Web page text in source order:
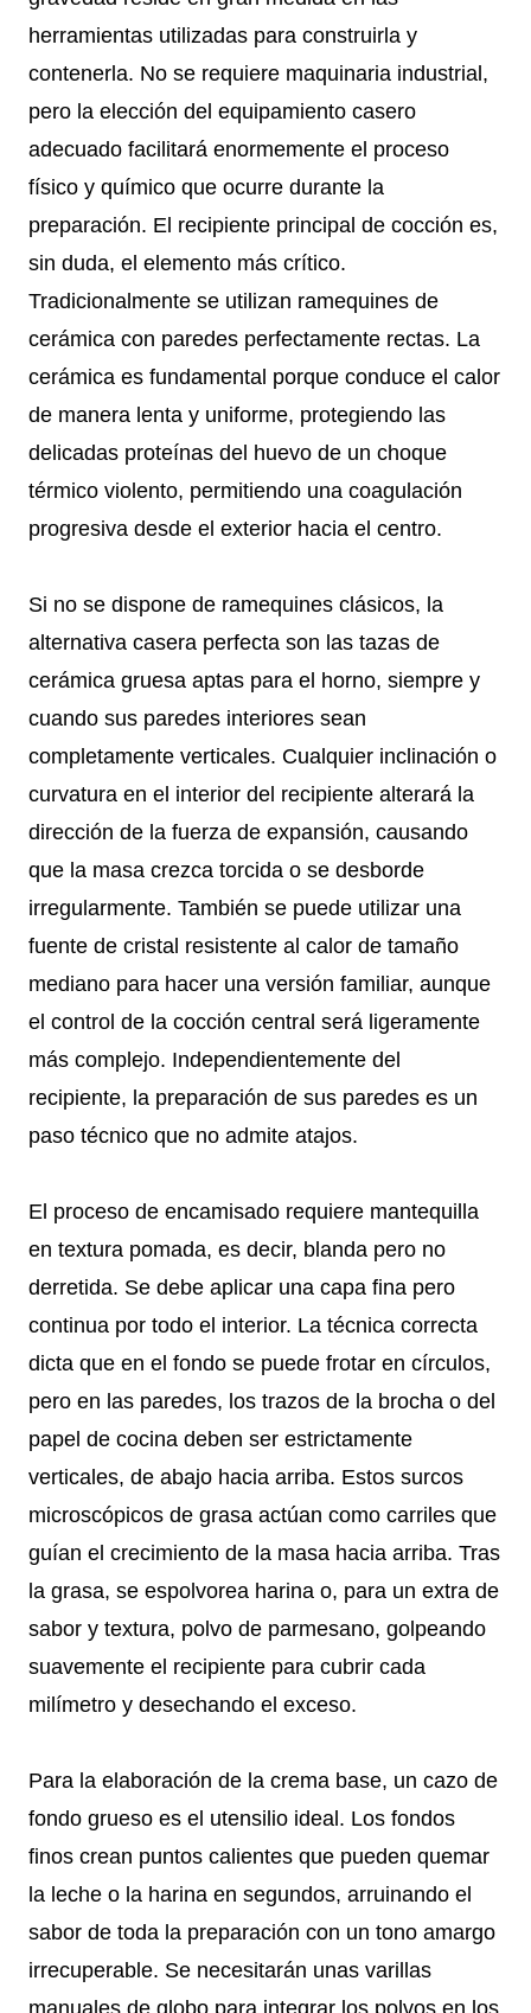
herramientas utilizadas para construirla y
contenerla. No se requiere maquinaria industrial,
pero la elección del equipamiento casero
adecuado facilitará enormemente el proceso
físico y químico que ocurre durante la
preparación. El recipiente principal de cocción es,
sin duda, el elemento más crítico.
Tradicionalmente se utilizan ramequines de
cerámica con paredes perfectamente rectas. La
cerámica es fundamental porque conduce el calor
de manera lenta y uniforme, protegiendo las
delicadas proteínas del huevo de un choque
térmico violento, permitiendo una coagulación
progresiva desde el exterior hacia el centro.
Si no se dispone de ramequines clásicos, la
alternativa casera perfecta son las tazas de
cerámica gruesa aptas para el horno, siempre y
cuando sus paredes interiores sean
completamente verticales. Cualquier inclinación o
curvatura en el interior del recipiente alterará la
dirección de la fuerza de expansión, causando
que la masa crezca torcida o se desborde
irregularmente. También se puede utilizar una
fuente de cristal resistente al calor de tamaño
mediano para hacer una versión familiar, aunque
el control de la cocción central será ligeramente
más complejo. Independientemente del
recipiente, la preparación de sus paredes es un
paso técnico que no admite atajos.
El proceso de encamisado requiere mantequilla
en textura pomada, es decir, blanda pero no
derretida. Se debe aplicar una capa fina pero
continua por todo el interior. La técnica correcta
dicta que en el fondo se puede frotar en círculos,
pero en las paredes, los trazos de la brocha o del
papel de cocina deben ser estrictamente
verticales, de abajo hacia arriba. Estos surcos
microscópicos de grasa actúan como carriles que
guían el crecimiento de la masa hacia arriba. Tras
la grasa, se espolvorea harina o, para un extra de
sabor y textura, polvo de parmesano, golpeando
suavemente el recipiente para cubrir cada
milímetro y desechando el exceso.
Para la elaboración de la crema base, un cazo de
fondo grueso es el utensilio ideal. Los fondos
finos crean puntos calientes que pueden quemar
la leche o la harina en segundos, arruinando el
sabor de toda la preparación con un tono amargo
irrecuperable. Se necesitarán unas varillas